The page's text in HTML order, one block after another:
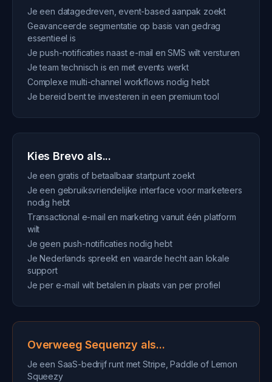
Je een datagedreven, event-based aanpak zoekt
Geavanceerde segmentatie op basis van gedrag
essentieel is
Je push-notificaties naast e-mail en SMS wilt versturen
Je team technisch is en met events werkt
Complexe multi-channel workflows nodig hebt
Je bereid bent te investeren in een premium tool
Kies Brevo als...
Je een gratis of betaalbaar startpunt zoekt
Je een gebruiksvriendelijke interface voor marketeers
nodig hebt
Transactional e-mail en marketing vanuit één platform
wilt
Je geen push-notificaties nodig hebt
Je Nederlands spreekt en waarde hecht aan lokale
support
Je per e-mail wilt betalen in plaats van per profiel
Overweeg Sequenzy als...
Je een SaaS-bedrijf runt met Stripe, Paddle of Lemon
Squeezy